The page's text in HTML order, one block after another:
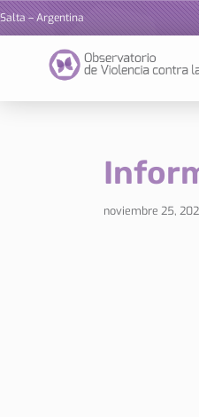
Salta – Argentina
noviembre 25,